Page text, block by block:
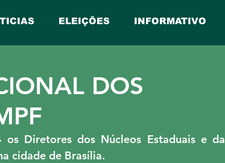
ELEIÇÕES INFORMATIVO
SC
DOS
Diretores dos Núcleos Estaduais e da
cidade de Brasília.